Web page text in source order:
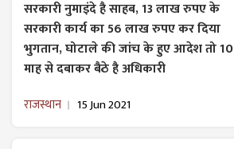
सरकारी नुमाइंदे है साहब, 13 लाख रुपए के
सरकारी कार्य का 56 लाख रुपए कर दिया
भुगतान, घोटाले की जांच के हुए आदेश तो 10
माह से दबाकर बैठे है अधिकारी
राजस्थान 15 Jun 2021